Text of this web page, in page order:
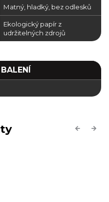
Matný, hladký, bez odlesků
Ekologický papír z
udržitelných zdrojů
Previous
Next